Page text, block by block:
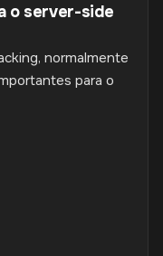
o server-side
normalmente
para o